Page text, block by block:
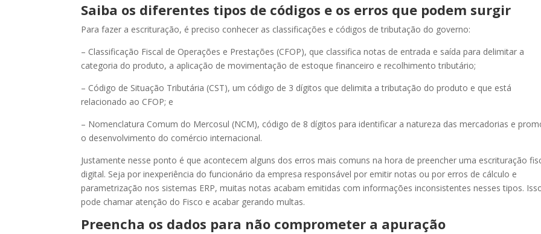
Saiba os diferentes tipos de códigos e os erros que podem surgir
Para fazer a escrituração, é preciso conhecer as classificações e códigos de tributação do governo:
– Classificação Fiscal de Operações e Prestações (CFOP), que classifica notas de entrada e saída para delimitar a
categoria do produto, a aplicação de movimentação de estoque financeiro e recolhimento tributário;
– Código de Situação Tributária (CST), um código de 3 dígitos que delimita a tributação do produto e que está
relacionado ao CFOP; e
– Nomenclatura Comum do Mercosul (NCM), código de 8 dígitos para identificar a natureza das mercadorias e
o desenvolvimento do comércio internacional.
Justamente nesse ponto é que acontecem alguns dos erros mais comuns na hora de preencher uma escrituração
digital. Seja por inexperiência do funcionário da empresa responsável por emitir notas ou por erros de cálculo e
parametrização nos sistemas ERP, muitas notas acabam emitidas com informações inconsistentes nesses tipos.
pode chamar atenção do Fisco e acabar gerando multas.
Preencha os dados para não comprometer a apuração